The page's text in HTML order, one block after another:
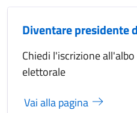
Diventare presidente
Chiedi l'iscrizione
elettorale
Vai alla pagina